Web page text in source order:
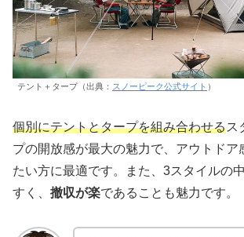
テント＋タープ（出典： スノーピーク公式サイト ）
個別にテントとタープを組み合わせるス
プの開放感が最大の魅力で、アウトドア
たい方に最適です。また、3スタイルの
すく、 撤収が楽であることも魅力です。